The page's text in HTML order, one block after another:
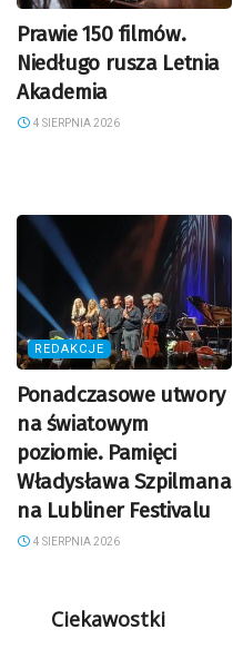
Prawie 150 filmów.
Niedługo rusza Letnia
Akademia
4 SIERPNIA 2026
REDAKCJE
Ponadczasowe utwory
na światowym
poziomie. Pamięci
Władysława Szpilmana
na Lubliner Festivalu
4 SIERPNIA 2026
Ciekawostki